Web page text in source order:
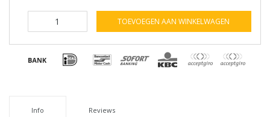
TOEVOEGEN AAN WINKELWAGEN
Info Reviews